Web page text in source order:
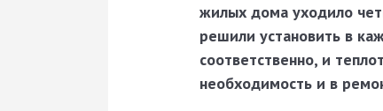
жилых дома уходило
решили установить в
соответственно, и
необходимость и в